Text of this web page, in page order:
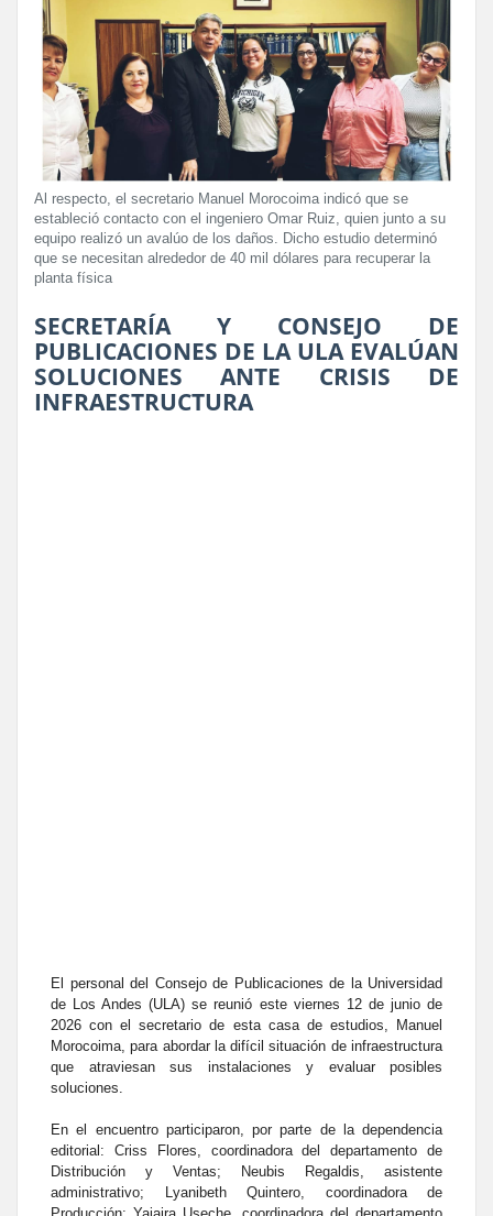
Al respecto, el secretario Manuel Morocoima indicó que se
estableció contacto con el ingeniero Omar Ruiz, quien junto a su
equipo realizó un avalúo de los daños. Dicho estudio determinó
que se necesitan alrededor de 40 mil dólares para recuperar la
planta física
SECRETARÍA Y CONSEJO DE
PUBLICACIONES DE LA ULA EVALÚAN
SOLUCIONES ANTE CRISIS DE
INFRAESTRUCTURA
El personal del Consejo de Publicaciones de la Universidad
de Los Andes (ULA) se reunió este viernes 12 de junio de
2026 con el secretario de esta casa de estudios, Manuel
Morocoima, para abordar la difícil situación de infraestructura
que atraviesan sus instalaciones y evaluar posibles
soluciones.
En el encuentro participaron, por parte de la dependencia
editorial: Criss Flores, coordinadora del departamento de
Distribución y Ventas; Neubis Regaldis, asistente
administrativo; Lyanibeth Quintero, coordinadora de